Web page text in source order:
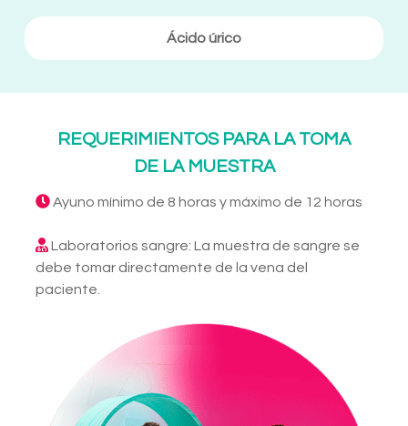
Ácido úrico
REQUERIMIENTOS PARA LA TOMA
DE LA MUESTRA
Ayuno mínimo de 8 horas y máximo de 12 horas
Laboratorios sangre: La muestra de sangre se
debe tomar directamente de la vena del
paciente.